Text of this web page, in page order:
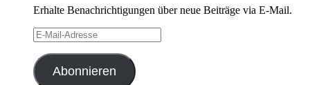
Erhalte Benachrichtigungen über neue Beiträge via E-Mail.
E-
Mail-
Adresse
Abonnieren